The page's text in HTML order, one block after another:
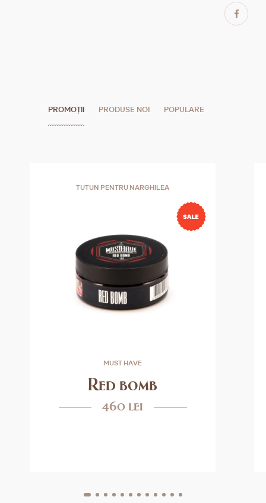
PROMOȚII PRODUSE NOI POPULARE
TUTUN PENTRU NARGHILEA
MUST HAVE
Red bomb
460 lei